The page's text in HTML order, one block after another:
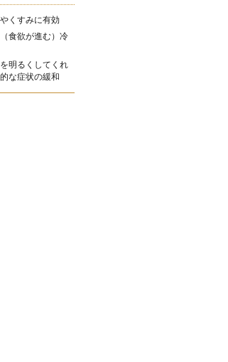
くすみに有効
食欲が進む）冷
明るくしてくれ
な症状の緩和